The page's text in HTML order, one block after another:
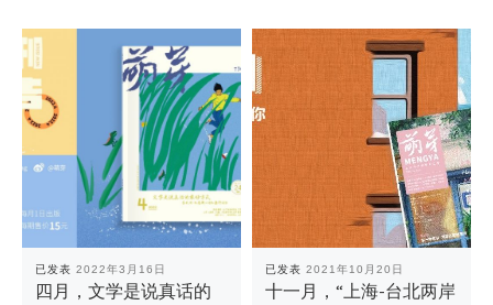
已发表 2022年3月16日
四月，文学是说真话的
已发表 2021年10月20日
十一月，“上海-台北两岸